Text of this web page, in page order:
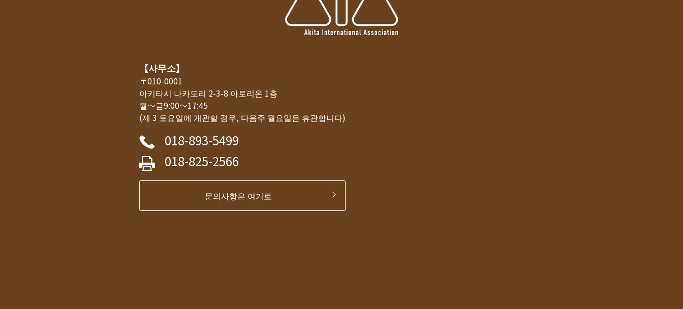
【사무소】
〒010-0001
아키타시 나카도리 2-3-8 아토리온 1층
월～금9:00～17:45
(제 3 토요일에 개관할 경우, 다음주 월요일은 휴관합니다)
018-893-5499
018-825-2566
문의사항은 여기로